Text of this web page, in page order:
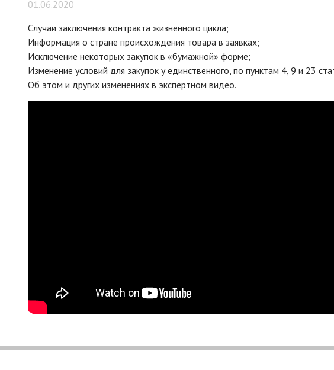
01.06.2020
Случаи заключения контракта жизненного цикла;
Информация о стране происхождения товара в заявках;
Исключение некоторых закупок в «бумажной» форме;
Изменение условий для закупок у единственного, по пунктам 4, 9 и 23
Об этом и других изменениях в экспертном видео.